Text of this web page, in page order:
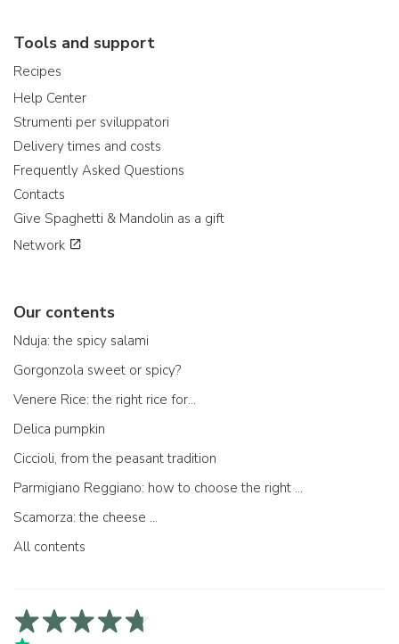
Tools and support
Recipes
Help Center
Strumenti per sviluppatori
Delivery times and costs
Frequently Asked Questions
Contacts
Give Spaghetti & Mandolin as a gift
Network
Our contents
Nduja: the spicy salami
Gorgonzola sweet or spicy?
Venere Rice: the right rice for...
Delica pumpkin
Ciccioli, from the peasant tradition
Parmigiano Reggiano: how to choose the right one
Scamorza: the cheese ...
All contents